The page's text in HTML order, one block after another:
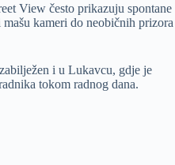
View često prikazuju spontane
kameri do neobičnih prizora
i u Lukavcu, gdje je
tokom radnog dana.